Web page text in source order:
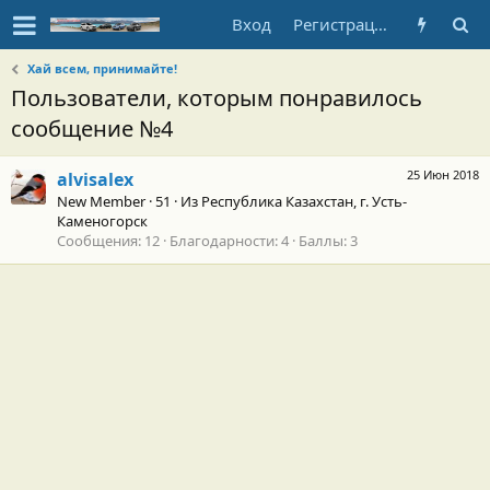
Вход Регистрация
Хай всем, принимайте!
Пользователи, которым понравилось
сообщение №4
25 Июн 2018
alvisalex
New Member ·51 · Из Республика Казахстан, г. Усть-
Каменогорск
Сообщения 12 Благодарности 4 Баллы 3